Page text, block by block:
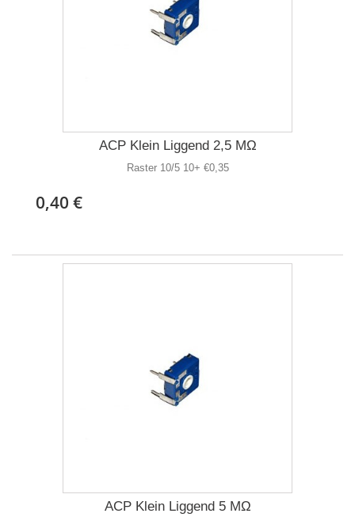
ACP Klein Liggend 2,5 MΩ
Raster 10/5 10+ €0,35
0,40 €
ACP Klein Liggend 5 MΩ